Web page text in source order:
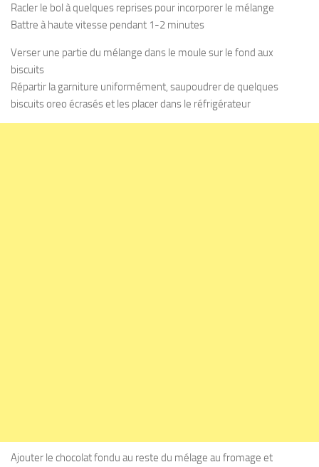
Racler le bol à quelques reprises pour incorporer le mélange
Battre à haute vitesse pendant 1-2 minutes
Verser une partie du mélange dans le moule sur le fond aux
biscuits
Répartir la garniture uniformément, saupoudrer de quelques
biscuits oreo écrasés et les placer dans le réfrigérateur
Ajouter le chocolat fondu au reste du mélage au fromage et